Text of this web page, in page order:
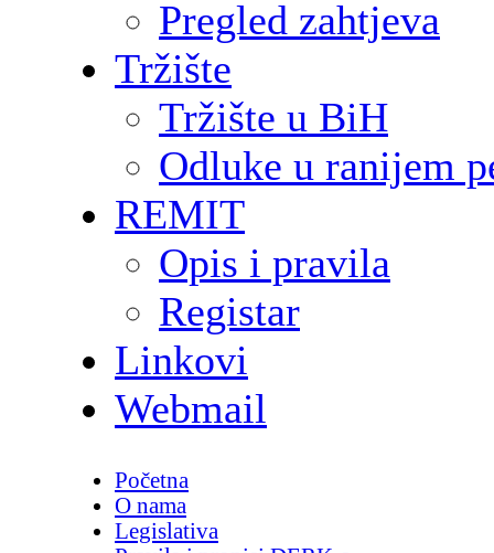
Pregled zahtjeva
Tržište
Tržište u BiH
Odluke u ranijem
REMIT
Opis i pravila
Registar
Linkovi
Webmail
Početna
O nama
Legislativa